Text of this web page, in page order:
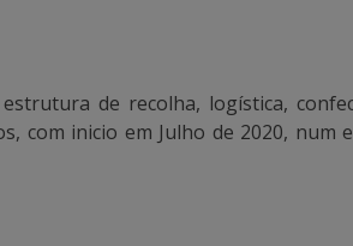
de recolha, logística,
com inicio em Julho de 2020, num